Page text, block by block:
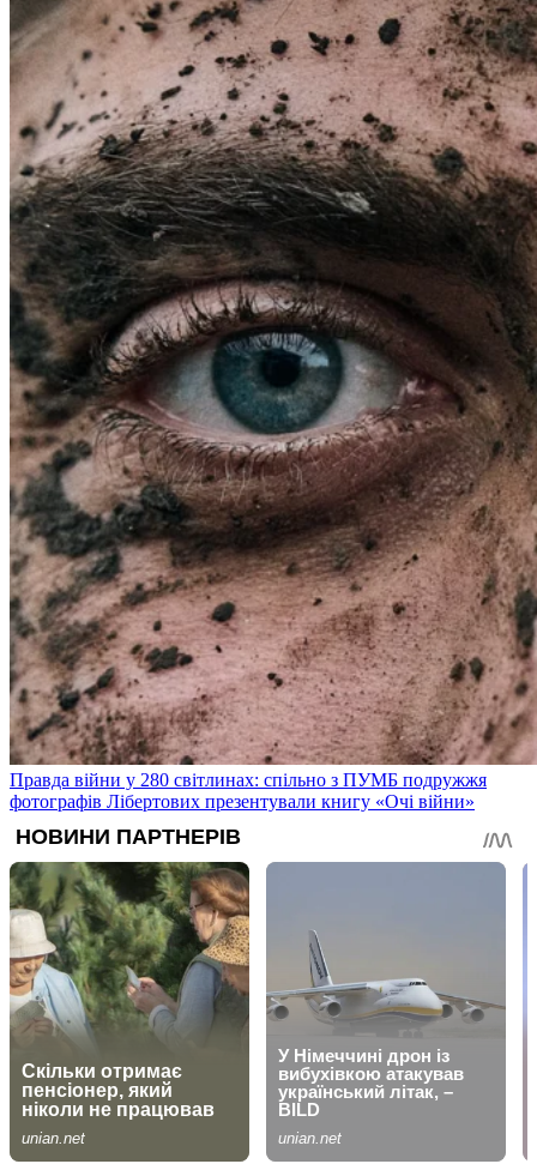
Правда війни у 280 світлинах: спільно з ПУМБ подружжя
фотографів Лібертових презентували книгу «Очі війни»